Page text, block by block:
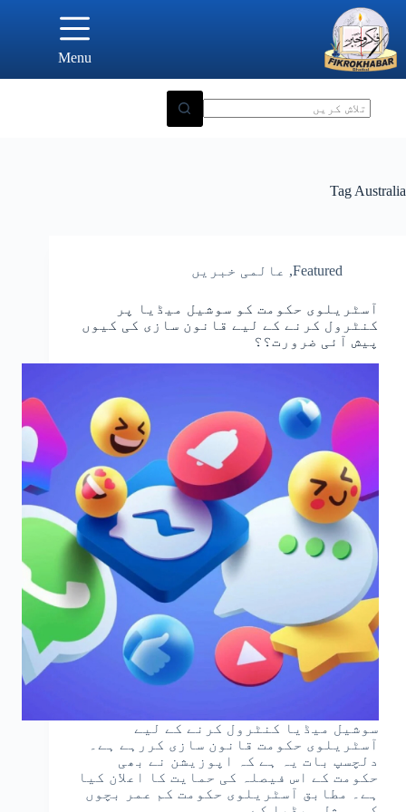
content
Menu
Tag Australia
Featured
, عالمی خبریں
آسٹریلوی حکومت کو سوشیل میڈیا پر
کنٹرول کرنے کے لیے قانون سازی کی کیوں
پیش آئی ضرورت؟؟
سوشیل میڈیا کنٹرول کرنے کے لیے
آسٹریلوی حکومت قانون سازی کررہے ہے۔
دلچسپ بات یہ ہے کہ اپوزیشن نے بھی
حکومت کے اس فیصلہ کی حمایت کا اعلان کیا
ہے۔ مطابق آسٹریلوی حکومت کم عمر بچوں